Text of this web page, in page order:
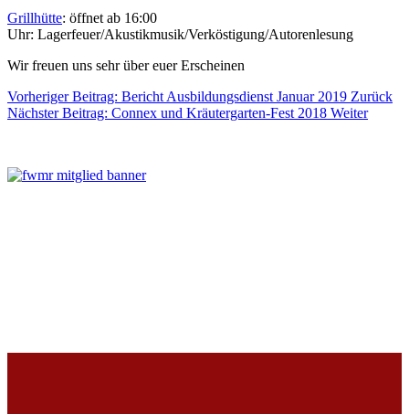
Grillhütte: öffnet ab 16:00
Uhr: Lagerfeuer/Akustikmusik/Verköstigung/Autorenlesung
Wir freuen uns sehr über euer Erscheinen
Vorheriger Beitrag: Bericht Ausbildungsdienst Januar 2019 Zurück
Nächster Beitrag: Connex und Kräutergarten-Fest 2018 Weiter